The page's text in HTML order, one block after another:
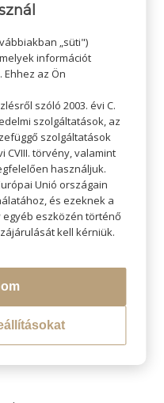
titka
„süti")
információt
az Ön
szóló 2003. évi C.
szolgáltatások, az
szolgáltatások
CVIII. törvény, valamint
használjuk.
Unió országain
és ezeknek a
eszközén történő
kell kérniük.